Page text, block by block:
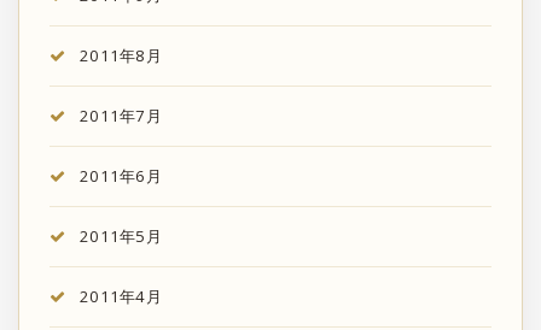
2011年8月
2011年7月
2011年6月
2011年5月
2011年4月